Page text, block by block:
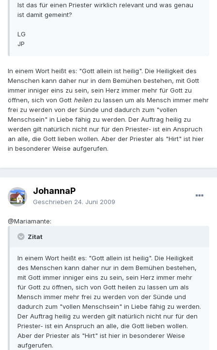
Ist das für einen Priester wirklich relevant und was genau
ist damit gemeint?
LG
JP
In einem Wort heißt es: "Gott allein ist heilig". Die Heiligkeit des
Menschen kann daher nur in dem Bemühen bestehen, mit Gott
immer inniger eins zu sein, sein Herz immer mehr für Gott zu
öffnen, sich von Gott heilen zu lassen um als Mensch immer mehr
frei zu werden von der Sünde und dadurch zum "vollen
Menschsein" in Liebe fähig zu werden. Der Auftrag heilig zu
werden gilt natürlich nicht nur für den Priester- ist ein Anspruch
an alle, die Gott lieben wollen. Aber der Priester als "Hirt" ist hier
in besonderer Weise aufgerufen.
JohannaP
Geschrieben 24. Juni 2009
@Mariamante:
Zitat
In einem Wort heißt es: "Gott allein ist heilig". Die Heiligkeit
des Menschen kann daher nur in dem Bemühen bestehen,
mit Gott immer inniger eins zu sein, sein Herz immer mehr
für Gott zu öffnen, sich von Gott heilen zu lassen um als
Mensch immer mehr frei zu werden von der Sünde und
dadurch zum "vollen Menschsein" in Liebe fähig zu werden.
Der Auftrag heilig zu werden gilt natürlich nicht nur für den
Priester- ist ein Anspruch an alle, die Gott lieben wollen.
Aber der Priester als "Hirt" ist hier in besonderer Weise
aufgerufen.